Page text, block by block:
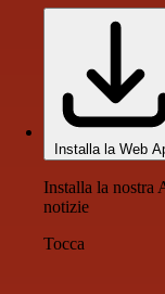
Installa la Web
Installa la nostra
notizie
Tocca